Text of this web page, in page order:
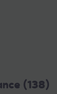
(138)